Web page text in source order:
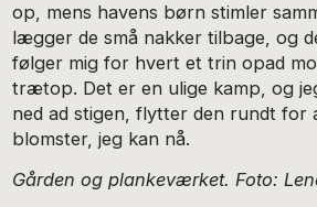
op, mens havens børn stimler
lægger de små nakker tilbage, og
følger mig for hvert et trin opad
trætop. Det er en ulige kamp, og
ned ad stigen, flytter den rundt for
blomster, jeg kan nå.
Gården og plankeværket. Foto: